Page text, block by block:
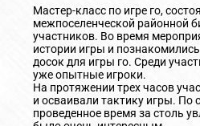
Мастер-класс по игре го,
межпоселенческой районной
участников. Во время
истории игры и
досок для игры го. Среди
уже опытные игроки.
На протяжении трех часов
и осваивали тактику игры. По
проведенное время за столь